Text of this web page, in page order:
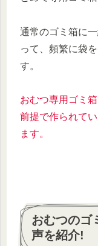
通常のゴミ箱に
って、頻繁に袋
す。
おむつ専用ゴミ
前提で作られて
ます。
おむつのゴ
声を紹介!